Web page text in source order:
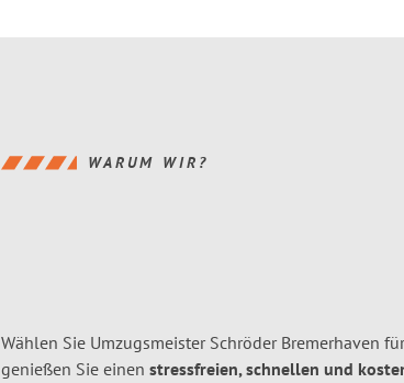
WARUM WIR?
Wählen Sie Umzugsmeister Schröder Bremerhaven
genießen Sie einen stressfreien, schnellen und